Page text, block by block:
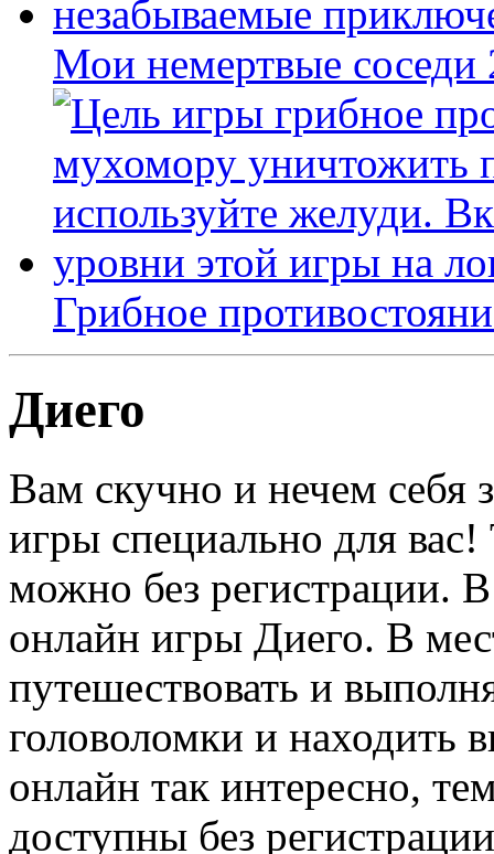
Мои немертвые
Грибное
Диего
Вам скучно и нечем себя
игры специально для
можно без регистрации.
онлайн игры Диего. В
путешествовать и
головоломки и находить
онлайн так интересно,
доступны без